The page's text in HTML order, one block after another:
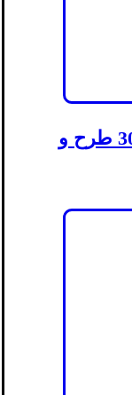
قیمت و خرید کاشی لوکس | +300 طرح و